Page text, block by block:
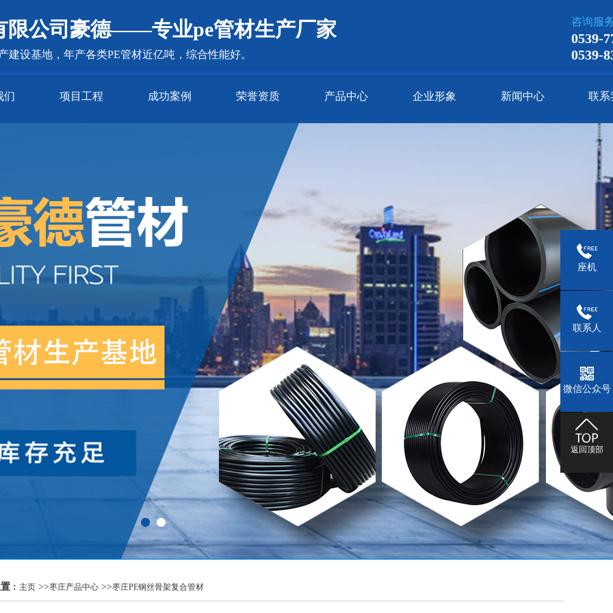
限公司豪德——专业pe管材生产厂家
建设基地，年产各类PE管材近亿吨，综合性能好。
咨询服
0539-
0539-
们 项目工程 成功案例 荣誉资质 产品中心 企业形象 新闻中心 联系
: 主页 >>枣庄产品中心 >>枣庄PE钢丝骨架复合管材
座机
联系人
微信公众号
返回顶部